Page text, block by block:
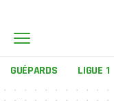
GUÉPARDS LIGUE 1